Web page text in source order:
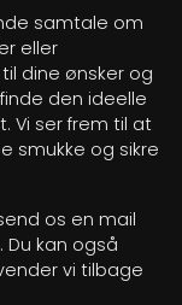
samtale om
eller
dine ønsker og
den ideelle
Vi ser frem til at
smukke og sikre
os en mail
. Du kan også
vi tilbage